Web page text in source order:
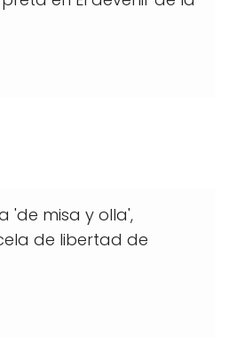
'de misa y olla',
de libertad de